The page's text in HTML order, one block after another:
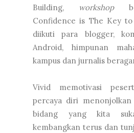
Building,
workshop
Confidence is The Key
diikuti para blogger,
Android, himpunan
kampus dan jurnalis
Vivid memotivasi
percaya diri menonjolkan
bidang yang kita
kembangkan terus dan